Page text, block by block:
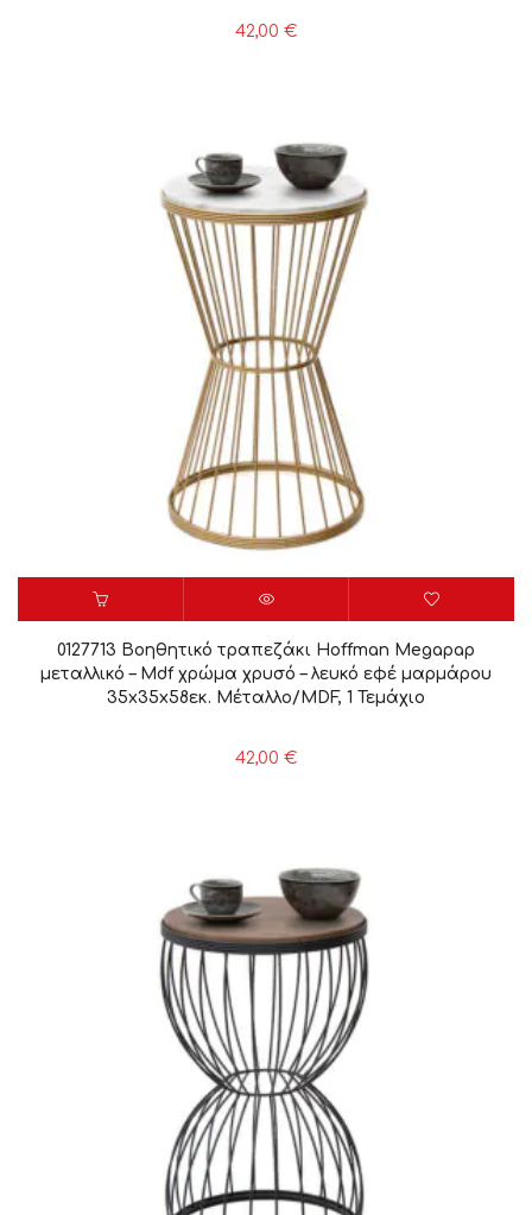
42,00 €
0127713 Βοηθητικό τραπεζάκι Hoffman Megapap
μεταλλικό – Mdf χρώμα χρυσό – λευκό εφέ μαρμάρου
35x35x58εκ. Μέταλλο/MDF, 1 Τεμάχιο
42,00 €